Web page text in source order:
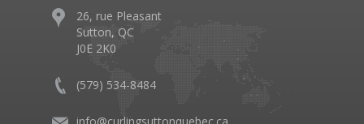
26, rue Pleasant
Sutton, QC
J0E 2K0
(579) 534-8484